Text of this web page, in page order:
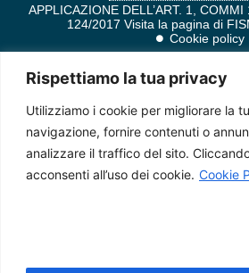
Rispettiamo la tua privacy
Utilizziamo i cookie per migliorare la
navigazione, fornire contenuti o
analizzare il traffico del sito.
acconsenti all’uso dei cookie. Cookie
APPLICAZIONE DELL’ART. 1,
124/2017 Visita la pagina di
Cookie policy